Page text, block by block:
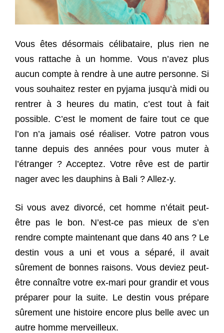
Vous êtes désormais célibataire, plus rien ne
vous rattache à un homme. Vous n’avez plus
aucun compte à rendre à une autre personne. Si
vous souhaitez rester en pyjama jusqu’à midi ou
rentrer à 3 heures du matin, c’est tout à fait
possible. C’est le moment de faire tout ce que
l’on n’a jamais osé réaliser. Votre patron vous
tanne depuis des années pour vous muter à
l’étranger ? Acceptez. Votre rêve est de partir
nager avec les dauphins à Bali ? Allez-y.
Si vous avez divorcé, cet homme n’était peut-
être pas le bon. N’est-ce pas mieux de s’en
rendre compte maintenant que dans 40 ans ? Le
destin vous a uni et vous a séparé, il avait
sûrement de bonnes raisons. Vous deviez peut-
être connaître votre ex-mari pour grandir et vous
préparer pour la suite. Le destin vous prépare
sûrement une histoire encore plus belle avec un
autre homme merveilleux.